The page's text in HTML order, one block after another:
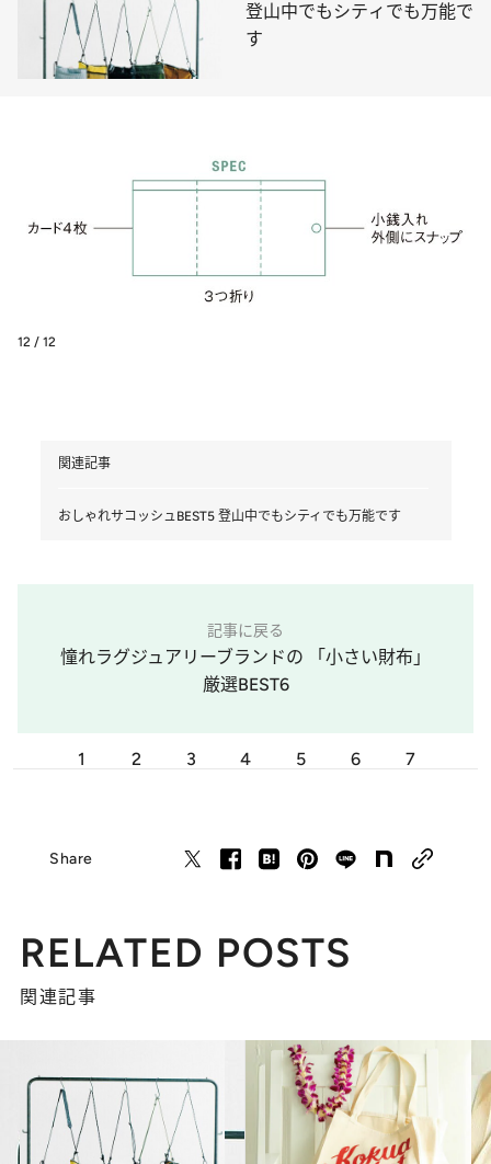
登山中でもシティでも万能で
す
12 / 12
関連記事
おしゃれサコッシュBEST5 登山中でもシティでも万能です
記事に戻る
憧れラグジュアリーブランドの 「小さい財布」
厳選BEST6
1 2 3 4 5 6 7
Share
RELATED POSTS
関連記事